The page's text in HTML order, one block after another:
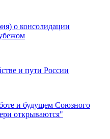
о консолидации
и пути России
и будущем Союзного
открываются"